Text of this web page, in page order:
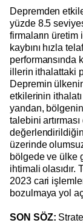
Depremden
yüzde 8.5
firmaların
kaybını hızla
performansında
illerin ithalattaki
Depremin
etkilerinin ithalatı
yandan, bölgenin
talebini
üzerinde
bölgede ve ülke
ihtimali
2023 cari
bozulmaya yol
SON SÖZ: